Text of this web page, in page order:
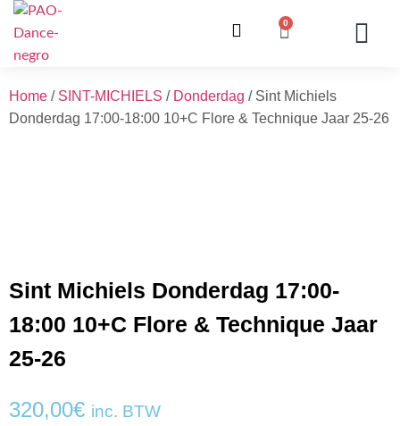
0
Home / SINT-MICHIELS / Donderdag / Sint Michiels
Donderdag 17:00-18:00 10+C Flore & Technique Jaar 25-26
Sint Michiels Donderdag 17:00-
18:00 10+C Flore & Technique Jaar
25-26
320,00€ inc. BTW